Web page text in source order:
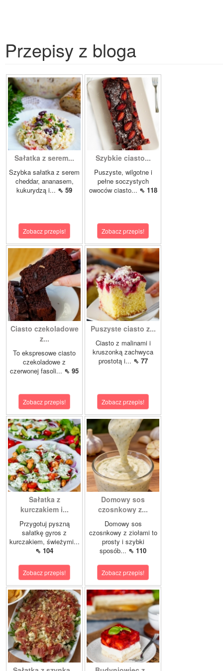
Przepisy z bloga
Sałatka z serem...
Szybka sałatka z serem
cheddar, ananasem,
kukurydzą i... ⇖ 59
Zobacz przepis!
Szybkie ciasto...
Puszyste, wilgotne i
pełne soczystych
owoców ciasto... ⇖ 118
Zobacz przepis!
Ciasto czekoladowe
z...
To ekspresowe ciasto
czekoladowe z
czerwonej fasoli... ⇖ 95
Zobacz przepis!
Puszyste ciasto z...
Ciasto z malinami i
kruszonką zachwyca
prostotą i... ⇖ 77
Zobacz przepis!
Sałatka z
kurczakiem i...
Przygotuj pyszną
sałatkę gyros z
kurczakiem, świeżymi...
⇖ 104
Zobacz przepis!
Domowy sos
czosnkowy z...
Domowy sos
czosnkowy z ziołami to
prosty i szybki
sposób... ⇖ 110
Zobacz przepis!